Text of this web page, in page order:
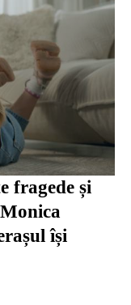
fragede și
își